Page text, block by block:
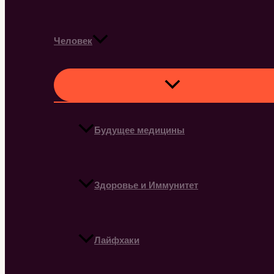
Человек
Будущее медицины
Здоровье и Иммунитет
Лайфхаки